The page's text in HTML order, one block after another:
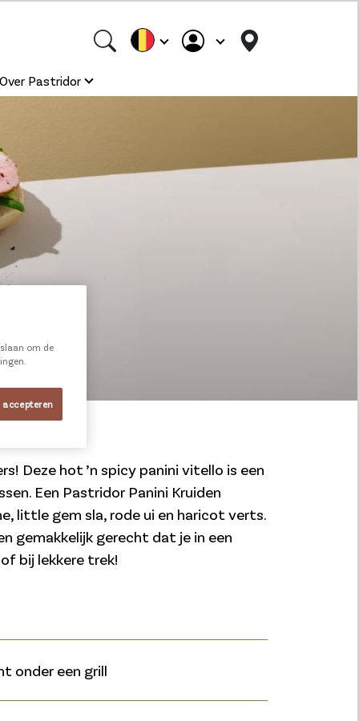
Over Pastridor
Deze hot ’n spicy panini vitello is een
Een Pastridor Panini Kruiden
little gem sla, rode ui en haricot verts.
gemakkelijk gerecht dat je in een
bij lekkere trek!
onder een grill
om de